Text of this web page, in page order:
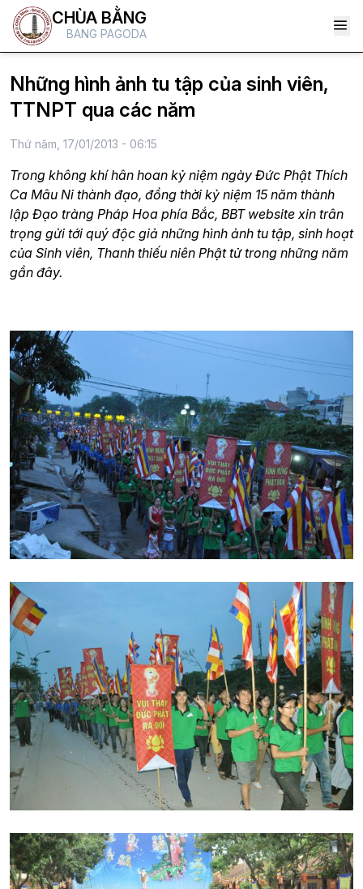
CHÙA BẰNG
BANG PAGODA
Những hình ảnh tu tập của sinh viên,
TTNPT qua các năm
Thứ năm, 17/01/2013 - 06:15
Trong không khí hân hoan kỷ niệm ngày Đức Phật Thích
Ca Mâu Ni thành đạo, đồng thời kỷ niệm 15 năm thành
lập Đạo tràng Pháp Hoa phía Bắc, BBT website xin trân
trọng gửi tới quý độc giả những hình ảnh tu tập, sinh hoạt
của Sinh viên, Thanh thiếu niên Phật tử trong những năm
gần đây.